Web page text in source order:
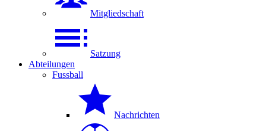
Mitgliedschaft
Satzung
Abteilungen
Fussball
Nachrichten